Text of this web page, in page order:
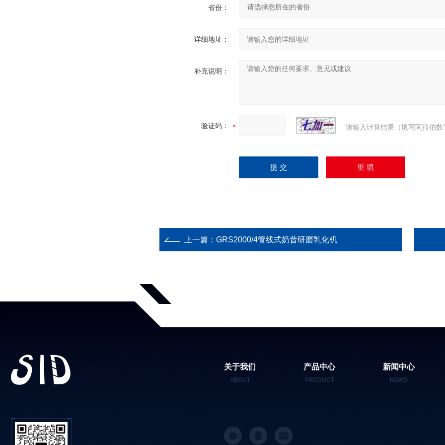
省份：
详细地址：
补充说明：
验证码： 请输入计算结果（填写阿拉伯
上一篇： GRS2000/4管线式奶昔研磨乳化机
关于我们
ABOUT
产品中心
PRODUCT
新闻中心
NEWS